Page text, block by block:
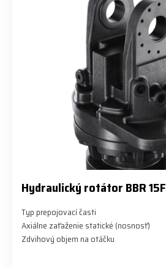
Hydraulický rotátor BBR 15F
Typ prepojovací časti
Axiálne zaťaženie statické (nosnosť)
Zdvihový objem na otáčku